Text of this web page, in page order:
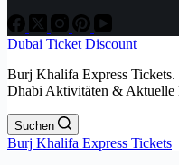
Dubai Ticket Discount
Burj Khalifa Express
Dhabi Aktivitäten & Aktuelle
Suchen
Burj Khalifa Express Tickets